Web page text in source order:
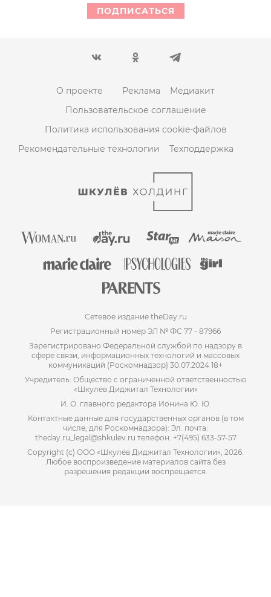
ПОДПИСАТЬСЯ
О проекте Реклама
Медиакит
Пользовательское соглашение
Политика использования cookie-файлов
Рекомендательные технологии
Техподдержка
Сетевое издание theDay.ru
Регистрационный номер ЭЛ № ФС 77 - 87966
Зарегистрировано Федеральной службой по надзору в
сфере связи, информационных технологий и массовых
коммуникаций (Роскомнадзор) 30.07.2024 18+
Учредитель: Общество с ограниченной ответственностью
«Шкулёв Диджитал Технологии»
И. О. главного редактора Ионина Ю. Ю.
Контактные данные для государственных органов (в том
числе, для Роскомнадзора): Эл. почта:
theday.ru_legal@shkulev.ru телефон: +7(495) 633-57-57
Copyright (с) ООО «Шкулёв Диджитал Технологии», 2026.
Любое воспроизведение материалов сайта без
разрешения редакции воспрещается.